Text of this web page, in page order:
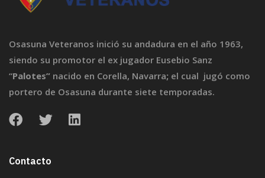
Osasuna Veteranos inició su andadura en el año 1963,
siendo su promotor el ex jugador Eusebio Sanz
“Palotes” nacido en Corella, Navarra; el cual jugó como
portero de Osasuna durante siete temporadas.
Contacto